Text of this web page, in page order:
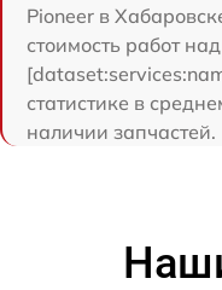
Pioneer в
стоимость работ
статистике в
наличии запчастей.